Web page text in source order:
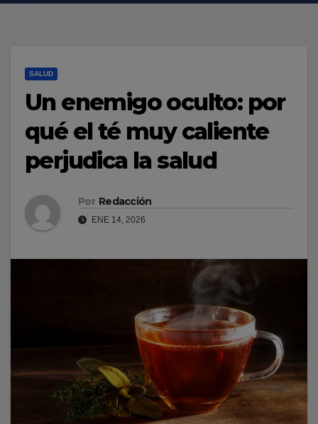
SALUD
Un enemigo oculto: por
qué el té muy caliente
perjudica la salud
Por Redacción
ENE 14, 2026